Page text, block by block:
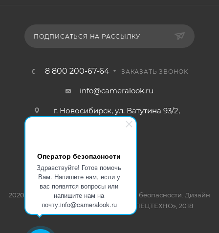
Оператор безопасности
Здравствуйте! Готов помочь
Вам. Напишите нам, если у
вас появятся вопросы или
напишите нам на
почту.info@cameralook.ru
ПОДПИСАТЬСЯ НА РАССЫЛКУ
8 800 200-67-64 ЗАКАЗАТЬ ЗВОНОК
info@cameralook.ru
г. Новосибирск, ул. Ватутина 93/2,
офис №4
2020 - 2026 © Оптовая продажа систем беопасности. Дизайн
и разработка сайта. ООО «НТО СПЕЦТЕХНО», 2018